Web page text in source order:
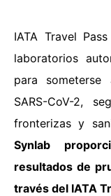
IATA Travel
laboratorios
para
SARS-CoV-2,
fronterizas y
Synlab
resultados de
través del IATA